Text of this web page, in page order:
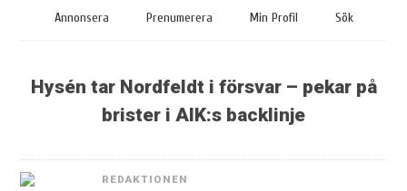
Annonsera Prenumerera Min Profil Sök
Hysén tar Nordfeldt i försvar – pekar på
brister i AIK:s backlinje
REDAKTIONEN